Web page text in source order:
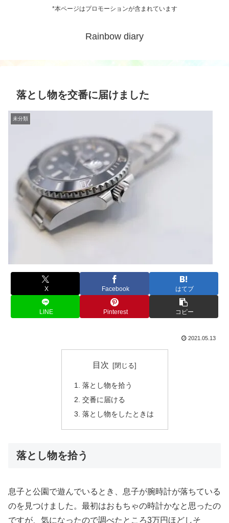
*本ページはプロモーションが含まれています
Rainbow diary
落とし物を交番に届けました
未分類
X Facebook はてブ
LINE Pinterest コピー
2021.05.13
目次
落とし物を拾う
交番に届ける
落とし物をしたときは
落とし物を拾う
息子と公園で遊んでいるとき、息子が腕時計が落ちている
のを見つけました。最初はおもちゃの時計かなと思ったの
ですが、気になったので調べたところ3万円ほどしそ